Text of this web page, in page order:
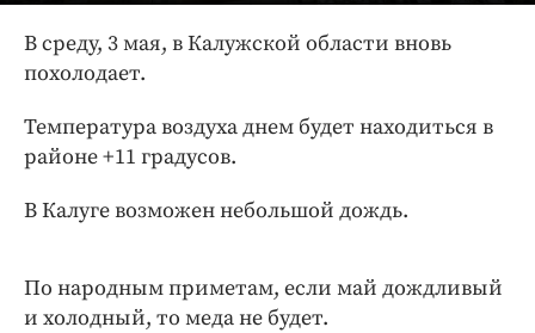
Блоги
Издания
Интересное чтиво
Бренд года
В среду, 3 мая, в Калужской области вновь
похолодает.
Температура воздуха днем будет находиться в
районе +11 градусов.
В Калуге возможен небольшой дождь.
По народным приметам, если май дождливый
и холодный, то меда не будет.